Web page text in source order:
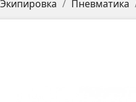
Экипировка Пневматика